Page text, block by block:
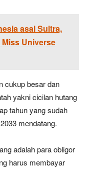
asal Sultra,
Universe
cukup besar dan
yakni cicilan hutang
tahun yang sudah
mendatang.
adalah para obligor
harus membayar